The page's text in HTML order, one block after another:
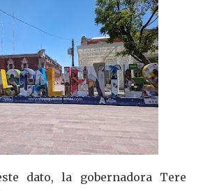
dato, la gobernadora Tere